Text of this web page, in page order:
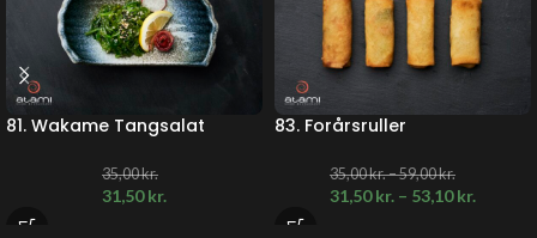
81. Wakame Tangsalat
35,00kr.
31,50kr.
83. Forårsruller
35,00kr.–59,00kr.
31,50kr. – 53,10kr.